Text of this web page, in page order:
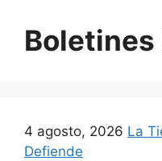
4 agosto, 2026 La
Defiende